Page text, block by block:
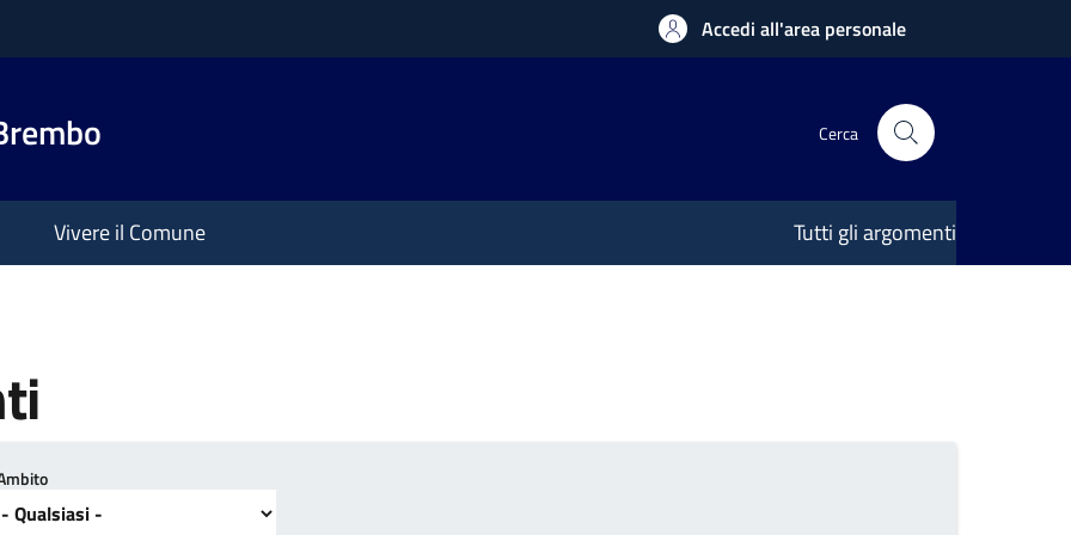
Accedi all'area personale
Cerca
Vivere il Comune Tutti gli argomenti